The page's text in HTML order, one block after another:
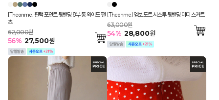
[Theonme] 핀턱 포인트 뒷밴딩 8부 통 와이드 팬
츠
62,000원
56% 27,500원
[Theonme] 엠보 도트 시스루 뒷밴딩 미디 스커트
63,000원
54% 28,800원